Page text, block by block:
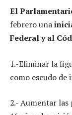
El
febrero una
Federal y al
1.-Eliminar la
como escudo de
2.- Aumentar las